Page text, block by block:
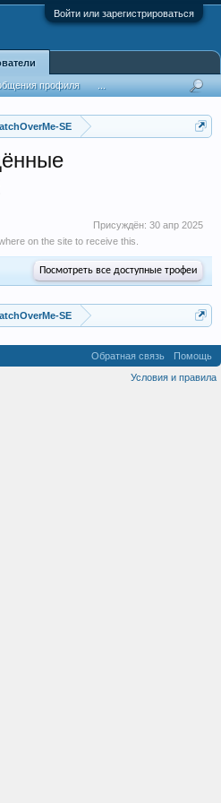
Войти или зарегистрироваться
SE
Присуждён: 30 апр 2025
on the site to receive this.
Посмотреть все доступные трофеи
SE
профиля
Обратная связь
Помощь
Условия и правила